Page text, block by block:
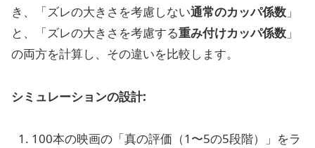
き、「ズレの大きさを考慮しない通常のカッパ係数 」
と、「ズレの大きさを考慮する重み付けカッパ係数 」
の両方を計算し、その違いを比較します。
シミュレーションの設計:
100本の映画の「真の評価（1〜5の5段階）」をラ